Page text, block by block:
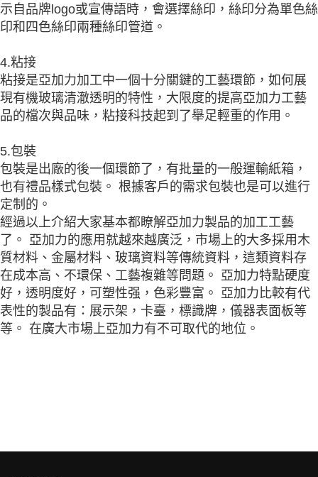
示自品牌logo或宣傳語時，會選擇絲印，絲印分為單色絲
印和四色絲印兩種絲印管道。
4.粘接
粘接是亞加力加工中一個十分關鍵的工藝環節，如何展
現有機玻璃清澈透明的特性，大限度的提高亞加力工藝
品的檔次與品味，粘接科技起到了舉足輕重的作用。
5.包裝
包裝是出廠的後一個環節了，有批量的一般運輸紙箱，
也有禮品樣式包裝。 根據客戶的需求包裝也是可以進行
定制的。
經過以上介紹大家基本都瞭解亞加力製品的加工工藝
了。 亞加力的應用就越來越廣泛，市場上的大多採用木
質材料、金屬材料、玻璃資料等傳統資料，這類資料存
在成本高、不環保、工藝複雜等問題。 亞加力特點硬度
好，透明度好，可塑性强，色彩豐富。 亞加力比較有代
表性的製品有：展示架，卡臺，標識牌，儀器表面板等
等。 在廣大市場上亞加力有不可取代的地位。